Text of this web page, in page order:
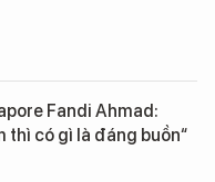
Fandi Ahmad:
thì có gì là đáng buồn“